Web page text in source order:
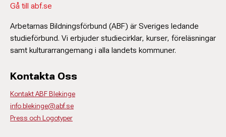
Gå till abf.se
Arbetarnas Bildningsförbund (ABF) är Sveriges ledande
studieförbund. Vi erbjuder studiecirklar, kurser, föreläsningar
samt kulturarrangemang i alla landets kommuner.
Kontakta Oss
Kontakt ABF Blekinge
info.blekinge@abf.se
Press och Logotyper